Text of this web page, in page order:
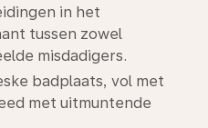
in het
tussen zowel
misdadigers.
badplaats, vol met
met uitmuntende